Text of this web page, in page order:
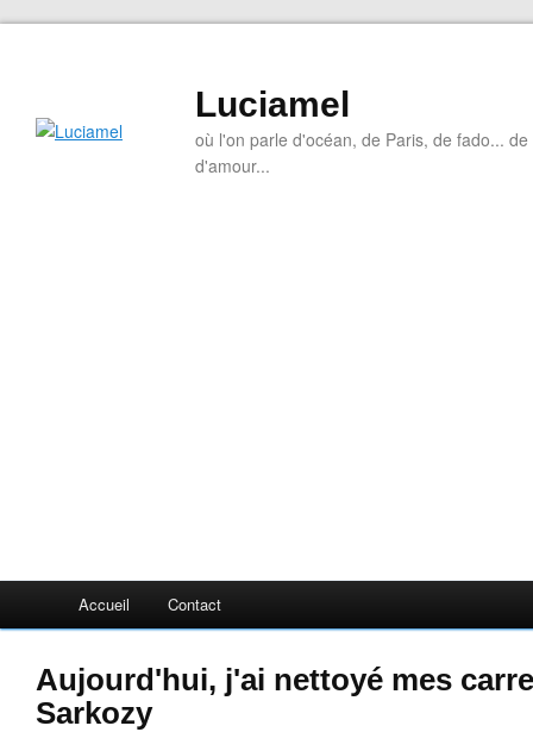
Luciamel
où l'on parle d'océan, de Paris, de fado...
d'amour...
Accueil Contact
Aujourd'hui, j'ai nettoyé mes
Sarkozy